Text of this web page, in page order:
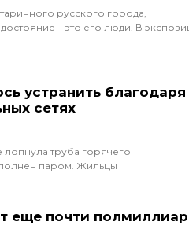
русского города,
– это его люди. В
устранить благодаря
сетях
лопнула труба горячего
паром. Жильцы
еще почти